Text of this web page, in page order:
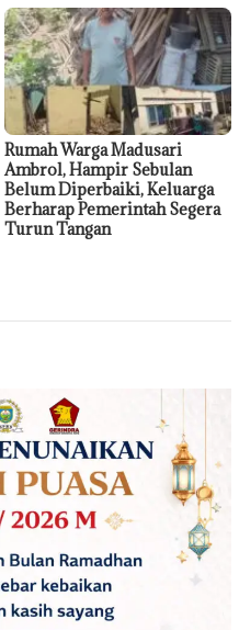
Rumah Warga Madusari
Ambrol, Hampir Sebulan
Belum Diperbaiki, Keluarga
Berharap Pemerintah Segera
Turun Tangan